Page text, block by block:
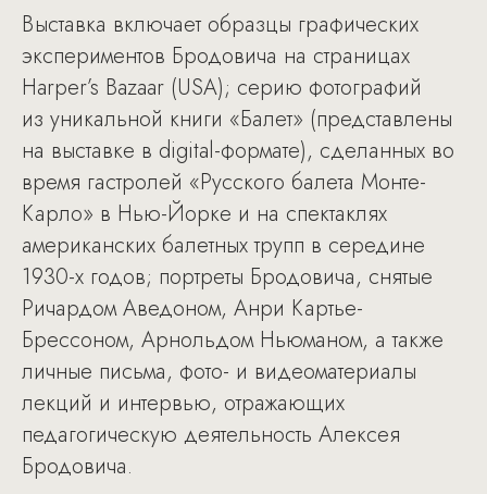
Выставка включает образцы графических
экспериментов Бродовича на страницах
Harper’s Bazaar (USA); серию фотографий
из уникальной книги «Балет» (представлены
на выставке в digital-формате), сделанных во
время гастролей «Русского балета Монте-
Карло» в Нью-Йорке и на спектаклях
американских балетных трупп в середине
1930-х годов; портреты Бродовича, снятые
Ричардом Аведоном, Анри Картье-
Брессоном, Арнольдом Ньюманом, а также
личные письма, фото- и видеоматериалы
лекций и интервью, отражающих
педагогическую деятельность Алексея
Бродовича.